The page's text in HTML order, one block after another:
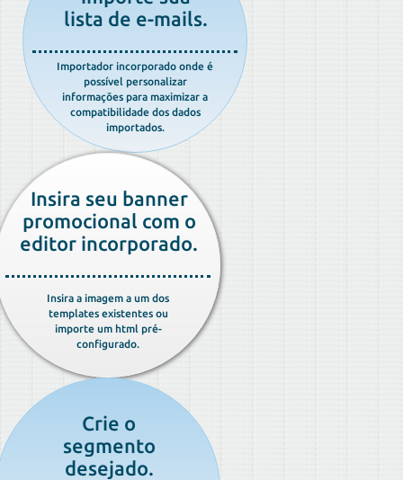
lista de e-mails.
Importador incorporado onde é
possível personalizar
informações para maximizar a
compatibilidade dos dados
importados.
Insira seu banner
promocional com o
editor incorporado.
Insira a imagem a um dos
templates existentes ou
importe um html pré-
configurado.
Crie o
segmento
desejado.